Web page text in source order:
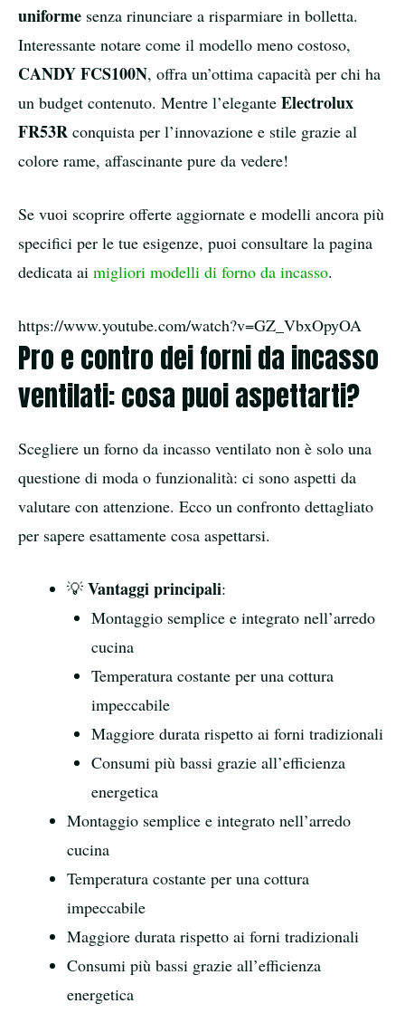
uniforme senza rinunciare a risparmiare in bolletta.
Interessante notare come il modello meno costoso,
CANDY FCS100N, offra un’ottima capacità per chi ha
un budget contenuto. Mentre l’elegante Electrolux
FR53R conquista per l’innovazione e stile grazie al
colore rame, affascinante pure da vedere!
Se vuoi scoprire offerte aggiornate e modelli ancora più
specifici per le tue esigenze, puoi consultare la pagina
dedicata ai migliori modelli di forno da incasso.
https://www.youtube.com/watch?v=GZ_VbxOpyOA
Pro e contro dei forni da incasso
ventilati: cosa puoi aspettarti?
Scegliere un forno da incasso ventilato non è solo una
questione di moda o funzionalità: ci sono aspetti da
valutare con attenzione. Ecco un confronto dettagliato
per sapere esattamente cosa aspettarsi.
💡 Vantaggi principali:
Montaggio semplice e integrato nell’arredo
cucina
Temperatura costante per una cottura
impeccabile
Maggiore durata rispetto ai forni tradizionali
Consumi più bassi grazie all’efficienza
energetica
Montaggio semplice e integrato nell’arredo
cucina
Temperatura costante per una cottura
impeccabile
Maggiore durata rispetto ai forni tradizionali
Consumi più bassi grazie all’efficienza
energetica